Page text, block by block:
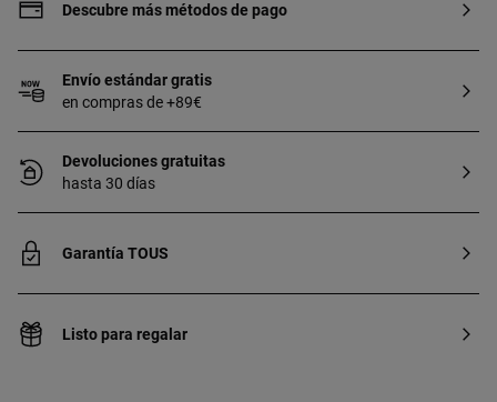
Descubre más métodos de pago
Envío estándar gratis
en compras de +89€
Devoluciones gratuitas
hasta 30 días
Garantía TOUS
Listo para regalar